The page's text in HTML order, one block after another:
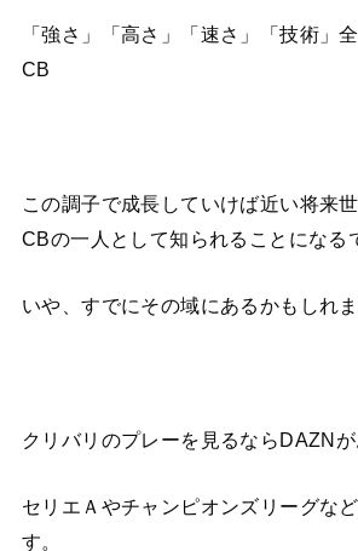
「強さ」「高さ」「速さ」「技術」
CB
この調子で成長していけば近い将来
CBの一人として知られることになる
いや、すでにその域にあるかもしれま
クリバリのプレーを見るならDAZNが
セリエＡやチャンピオンズリーグな
す。